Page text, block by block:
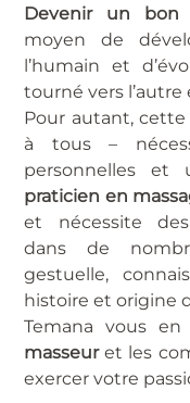
Devenir un bon
moyen de
l’humain et
tourné vers
Pour autant, cette
à tous –
personnelles et
praticien en
et nécessite des
dans de
gestuelle,
histoire et origine
Temana vous
masseuret les
exercer votre